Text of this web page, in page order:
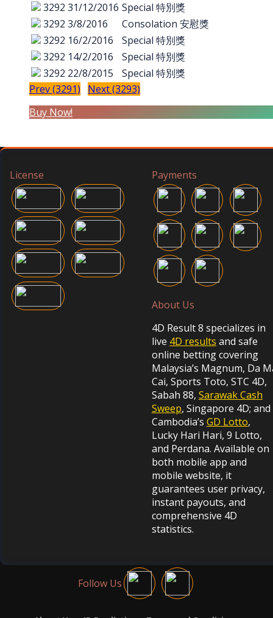
3292 31/12/2016 Special 特別獎
3292 3/8/2016
Consolation 安慰獎
3292 16/2/2016
Special 特別獎
3292 14/2/2016
Special 特別獎
3292 22/8/2015
Special 特別獎
Prev (3291)
Next (3293)
Buy Now!
License Payments
About Us
4D Result 8 specializes in
live 4D results and safe
online betting covering
Malaysia’s Magnum, Da
Cai, Sports Toto, STC 4D,
Sabah 88, Sarawak Cash
Sweep, Singapore 4D; and
Cambodia’s GD Lotto,
Lucky Hari Hari, 9 Lotto,
and Perdana. Available on
both mobile app and
mobile website, it
guarantees user privacy,
instant payouts, and
comprehensive 4D
statistics.
Follow Us